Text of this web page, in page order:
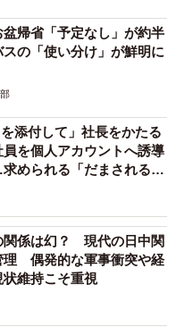
ける法的な扱いに違い
、養親の嫡出子（＝法
れた子のこと）と同じ
同様で、養子は実子と
るのが原則です。相続
ついても、養子と実子
子じゃないんだから」
、あるいは放棄すべきだ
意味があることではあ
実子である妹さんと同
盆帰省「予定なし」が約半
の「使い分け」が鮮明に
添付して」社長をかたる
を個人アカウントへ誘導
められる「だまされる前
関係は幻？ 現代の日中関
理 偶発的な軍事衝突や経
維持こそ重視